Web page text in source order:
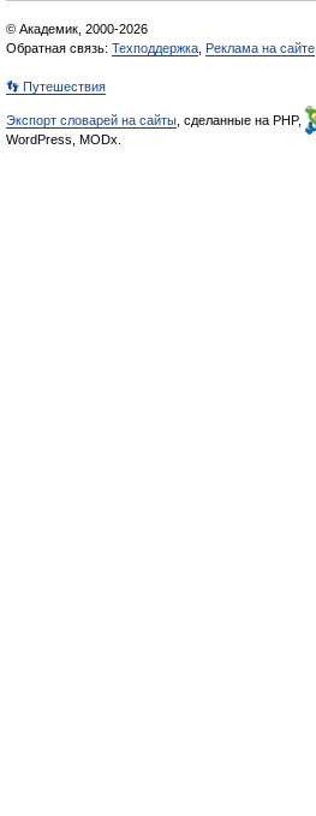
© Академик, 2000-2026
Обратная связь: Техподдержка Реклама на сайте
👣 Путешествия
Экспорт словарей на сайты , сделанные на PHP,
WordPress, MODx.